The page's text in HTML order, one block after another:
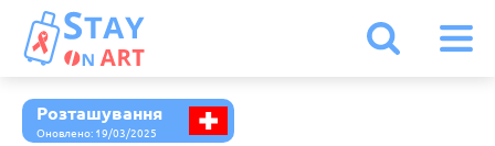
Розташування
Оновлено: 19/03/2025
Іспанія